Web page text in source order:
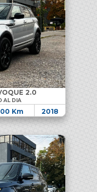
2.0
AL DIA
Km 2018